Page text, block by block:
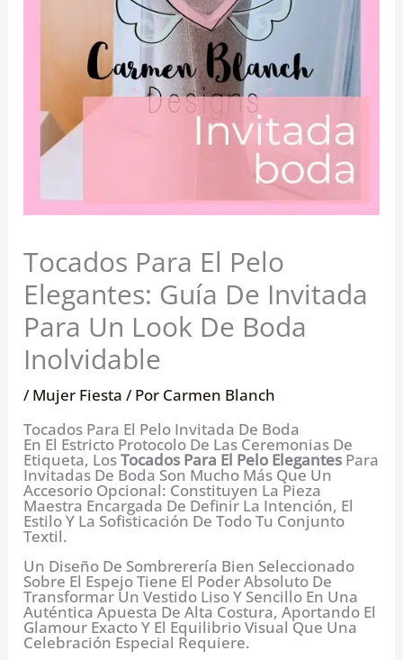
Tocados Para El Pelo
Elegantes: Guía De Invitada
Para Un Look De Boda
Inolvidable
/Mujer Fiesta / Por Carmen Blanch
Tocados Para El Pelo Invitada De Boda
En El Estricto Protocolo De Las Ceremonias De
Etiqueta, LosTocados Para El Pelo Elegantes Para
Invitadas De Boda Son Mucho Más Que Un
Accesorio Opcional: Constituyen La Pieza
Maestra Encargada De Definir La Intención, El
Estilo Y La Sofisticación De Todo Tu Conjunto
Textil.
Un Diseño De Sombrerería Bien Seleccionado
Sobre El Espejo Tiene El Poder Absoluto De
Transformar Un Vestido Liso Y Sencillo En Una
Auténtica Apuesta De Alta Costura, Aportando El
Glamour Exacto Y El Equilibrio Visual Que Una
Celebración Especial Requiere.